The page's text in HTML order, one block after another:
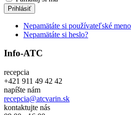
Prihlásiť
Nepamätáte si používateľské
Nepamätáte si heslo?
Info-ATC
recepcia
+421 911 49 42 42
napíšte nám
recepcia@atcvarin.sk
kontaktujte nás